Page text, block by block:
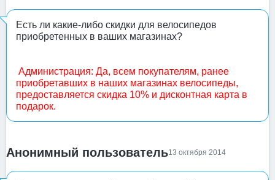
Есть ли какие-либо скидки для велосипедов
приобретенных в ваших магазинах?
Администрация: Да, всем покупателям, ранее
приобретавших в наших магазинах велосипеды,
предоставляется скидка 10% и дисконтная карта в
подарок.
Анонимный пользователь13 октября 2014